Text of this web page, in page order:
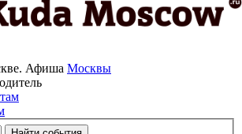
Афиша Москвы